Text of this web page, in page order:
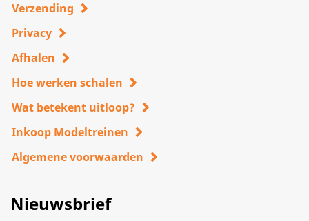
Verzending
Privacy
Afhalen
Hoe werken schalen
Wat betekent uitloop?
Inkoop Modeltreinen
Algemene voorwaarden
Nieuwsbrief